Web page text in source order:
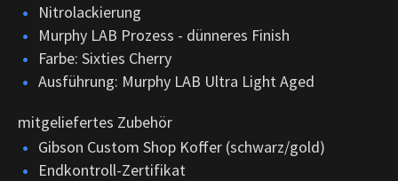
Nitrolackierung
Murphy LAB Prozess - dünneres Finish
Farbe: Sixties Cherry
Ausführung: Murphy LAB Ultra Light Aged
mitgeliefertes Zubehör
Gibson Custom Shop Koffer (schwarz/gold)
Endkontroll-Zertifikat